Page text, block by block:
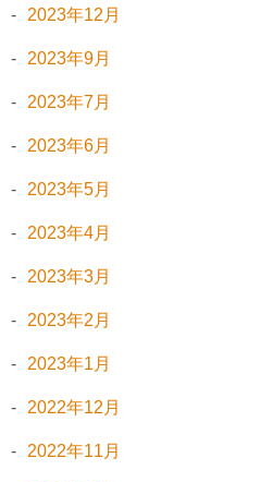
2023年12月
2023年9月
2023年7月
2023年6月
2023年5月
2023年4月
2023年3月
2023年2月
2023年1月
2022年12月
2022年11月